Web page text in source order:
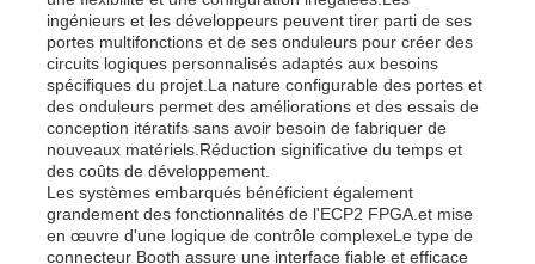
ingénieurs et les développeurs peuvent tirer parti de ses
portes multifonctions et de ses onduleurs pour créer des
circuits logiques personnalisés adaptés aux besoins
spécifiques du projet.La nature configurable des portes et
des onduleurs permet des améliorations et des essais de
conception itératifs sans avoir besoin de fabriquer de
nouveaux matériels.Réduction significative du temps et
des coûts de développement.
Les systèmes embarqués bénéficient également
grandement des fonctionnalités de l'ECP2 FPGA.et mise
en œuvre d'une logique de contrôle complexeLe type de
connecteur Booth assure une interface fiable et efficace